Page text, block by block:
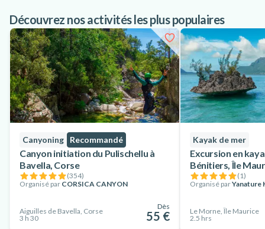
Découvrez nos activités les plus populaires
Canyoning Recommandé
Canyon initiation du Pulischellu à
Bavella, Corse
(354)
Organisé par CORSICA CANYON
Aiguilles de Bavella, Corse
3 h 30
Dès
55 €
Kayak de mer
Excursion en
Bénitiers, Île
(1)
Organisé parYanature
Le Morne, Île Maurice
2.5 hrs